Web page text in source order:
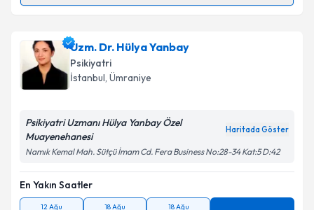
takvim hazırlandığında e-posta ile bilgilendireceğiz.
E-posta Adresiniz
Kişisel verilerimin işlenmesine ilişkin
Metni'ni okudum ve kişisel verilerimin belirtilen
kapsamda işlenmesini kabul ediyorum.
Uzm. Dr. Hülya Yanbay
Psikiyatri
İstanbul, Ümraniye
Psikiyatri Uzmanı Hülya Yanbay Özel
Muayenehanesi
Haritada Göster
Namık Kemal Mah. Sütçü İmam Cd. Fera Business No:28-34 Kat:5 D:42
En Yakın Saatler
12 Ağu 18 Ağu 18 Ağu